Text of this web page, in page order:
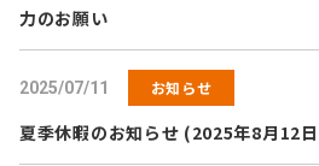
力のお願い
2025/07/11 お知らせ
夏季休暇のお知らせ (2025年8月12